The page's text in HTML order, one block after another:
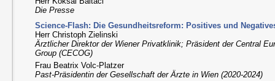
Die Presse
Science-Flash: Die Gesundheitsreform: Positives und
Herr Christoph Zielinski
Ärztlicher Direktor der Wiener Privatklinik; Präsident der Central
Group (CECOG)
Frau Beatrix Volc-Platzer
Past-Präsidentin der Gesellschaft der Ärzte in Wien (2020-2024)